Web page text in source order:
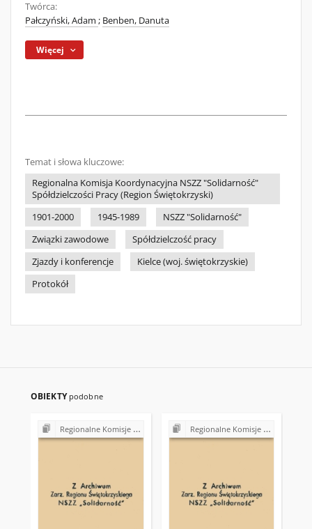
Twórca:
Pałczyński, Adam ; Benben, Danuta
Więcej
Temat i słowa kluczowe:
Regionalna Komisja Koordynacyjna NSZZ "Solidarność"
Spółdzielczości Pracy (Region Świętokrzyski)
1901-2000
1945-1989
NSZZ "Solidarność"
Związki zawodowe
Spółdzielczość pracy
Zjazdy i konferencje
Kielce (woj. świętokrzyskie)
Protokół
OBIEKTY podobne
Regionalne Komisje Koordynacyjne NSZZ "Solidarność" Regionalne Komisje Koordynacyjne NSZZ "Solidarność"